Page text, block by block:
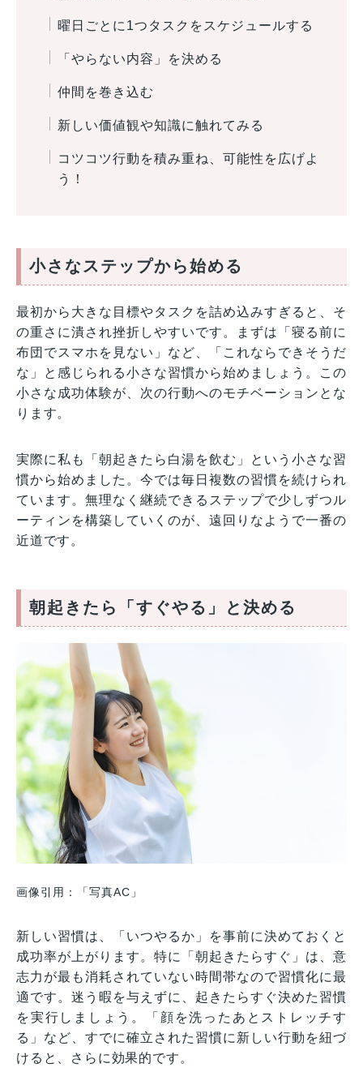
曜日ごとに1つタスクをスケジュールする
「やらない内容」を決める
仲間を巻き込む
新しい価値観や知識に触れてみる
コツコツ行動を積み重ね、可能性を広げよ
う！
小さなス テップから始める
最初から大きな目標やタスクを詰め込みすぎると、そ
の重さに潰され挫折しやすいです。まずは「寝る前に
布団でスマホを見ない」など、「これならできそうだ
な」と感じられる小さな習慣から始めましょう。この
小さな成功体験が、次の行動へのモチベーションとな
ります。
実際に私も「朝起きたら白湯を飲む」という小さな習
慣から始めました。今では毎日複数の習慣を続けられ
ています。無理なく継続できるステップで少しずつル
ーティンを構築していくのが、遠回りなようで一番の
近道です。
朝起きたら「すぐやる」と決める
画像引用：「写真AC」
新しい習慣は、「いつやるか」を事前に決めておくと
成功率が上がります。特に「朝起きたらすぐ」は、意
志力が最も消耗されていない時間帯なので習慣化に最
適です。迷う暇を与えずに、起きたらすぐ決めた習慣
を実行しましょう。「顔を洗ったあとストレッチす
る」など、すでに確立された習慣に新しい行動を紐づ
けると、さらに効果的です。